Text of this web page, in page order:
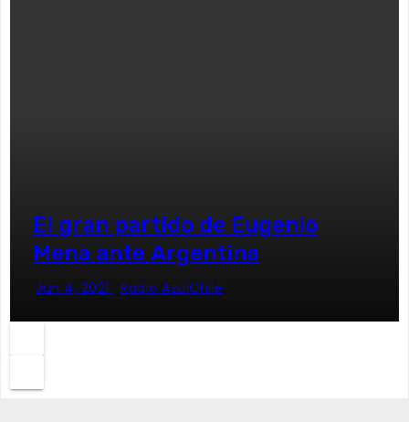
El gran partido de Eugenio
Mena ante Argentina
Jun 4, 2021 Radio AzulChile